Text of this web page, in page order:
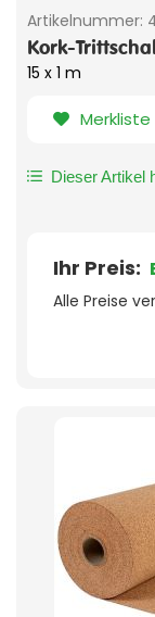
Artikelnummer:
Kork-
15 x 1 m
Merkliste
Dieser Artikel
Ihr Preis:
Alle Preise